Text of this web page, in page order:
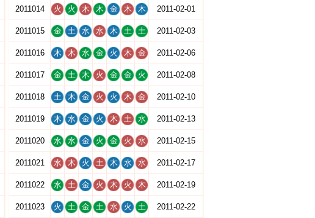
2011014 火 火 木 木 金 木 木 2011-02-01
2011015 金 土 水 水 木 土 土 2011-02-03
2011016 木 木 水 金 火 木 金 2011-02-06
2011017 金 土 木 火 金 金 火 2011-02-08
2011018 土 木 金 火 火 木 金 2011-02-10
2011019 木 水 金 火 木 土 水 2011-02-13
2011020 水 水 金 火 金 火 水 2011-02-15
2011021 水 木 火 土 木 水 水 2011-02-17
2011022 水 土 金 火 木 火 木 2011-02-19
2011023 火 土 金 土 水 火 土 2011-02-22